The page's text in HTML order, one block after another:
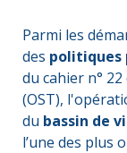
Parmi les
des politiques
du cahier n°
(OST),
du bassin de
l’une des plus